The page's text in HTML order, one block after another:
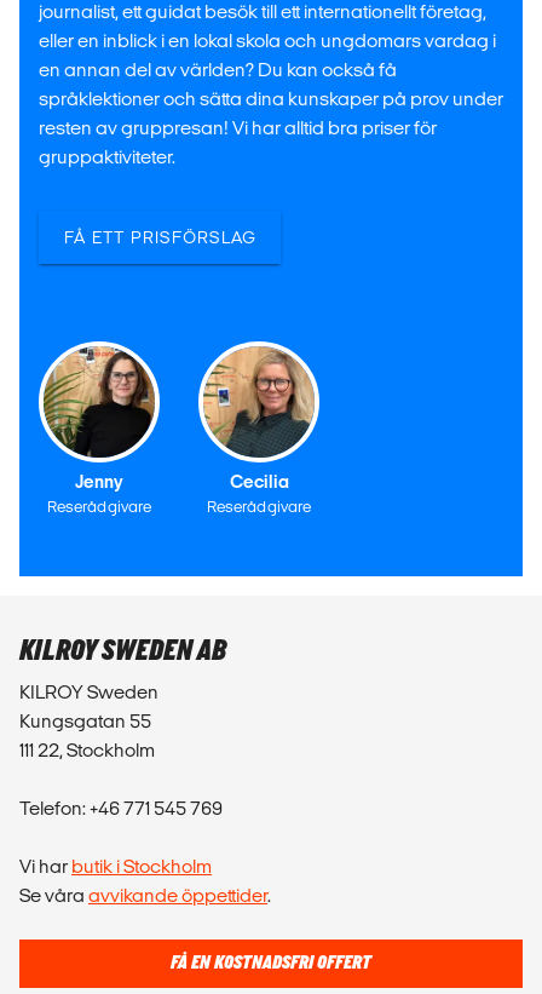
journalist, ett guidat besök till ett internationellt företag,
eller en inblick i en lokal skola och ungdomars vardag i
en annan del av världen? Du kan också få
språklektioner och sätta dina kunskaper på prov under
resten av gruppresan! Vi har alltid bra priser för
gruppaktiviteter.
FÅ ETT PRISFÖRSLAG
Jenny
Reserådgivare
Cecilia
Reserådgivare
KILROY SWEDEN AB
KILROY Sweden
Kungsgatan 55
111 22, Stockholm
Telefon: +46 771 545 769
Vi har butik i Stockholm
Se våra avvikande öppettider.
FÅ EN KOSTNADSFRI OFFERT